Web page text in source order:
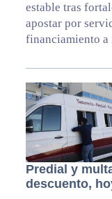
estable tras
apostar por
financiamiento a
Predial y
descuento,